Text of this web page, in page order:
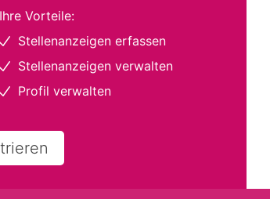
Ihre Vorteile:
Stellenanzeigen erfassen
Stellenanzeigen verwalten
Profil verwalten